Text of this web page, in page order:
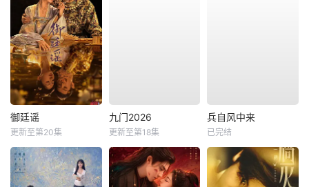
御廷谣
更新至第20集
九门2026
更新至第18集
兵自风中来
已完结